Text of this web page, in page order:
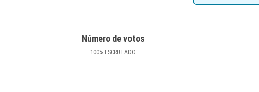
Número de votos
100% ESCRUTADO